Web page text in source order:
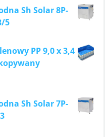
Sh Solar 8P-
5
PP 9,0 x 3,4
Sh Solar 7P-